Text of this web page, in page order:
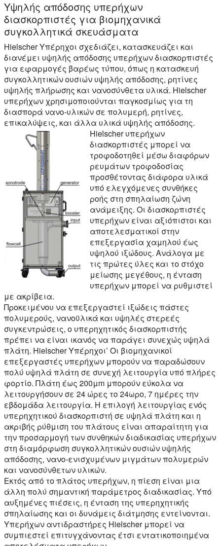
Υψηλής απόδοσης υπερήχων
διασκορπιστές για βιομηχανικά
συγκολλητικά σκευάσματα
Hielscher Υπέρηχοι σχεδιάζει, κατασκευάζει και
διανέμει υψηλής απόδοσης υπερήχων διασκορπιστές
για εφαρμογές βαρέως τύπου, όπως η κατασκευή
συγκολλητικών ουσιών υψηλής απόδοσης, ρητίνες
υψηλής πλήρωσης και νανοσύνθετα υλικά. Hielscher
υπερήχων χρησιμοποιούνται παγκοσμίως για τη
διασπορά νανο-υλικών σε πολυμερή, ρητίνες,
επικαλύψεις, και άλλα υλικά υψηλής απόδοσης.
Hielscher υπερήχων
διασκορπιστές μπορεί να
τροφοδοτηθεί μέσω διαφόρων
ρευμάτων τροφοδοσίας
προσθέτοντας διάφορα υλικά
υπό ελεγχόμενες συνθήκες
ροής στη σπηλαίωση ζώνη
ανάμειξης. Οι διασκορπιστές
υπερήχων είναι αξιόπιστοι και
αποτελεσματικοί στην
επεξεργασία χαμηλού έως
υψηλού ιξώδους. Ανάλογα με
τις πρώτες ύλες και το στόχο
μείωσης μεγέθους, η ένταση
υπερήχων μπορεί να ρυθμιστεί
με ακρίβεια.
Προκειμένου να επεξεργαστεί ιξώδεις πάστες
πολυμερούς, νανοϋλικά και υψηλές στερεές
συγκεντρώσεις, ο υπερηχητικός διασκορπιστής
πρέπει να είναι ικανός να παράγει συνεχώς υψηλά
πλάτη. Hielscher Υπέρηχοι’ Οι βιομηχανικοί
επεξεργαστές υπερήχων μπορούν να παραδώσουν
πολύ υψηλά πλάτη σε συνεχή λειτουργία υπό πλήρες
φορτίο. Πλάτη έως 200μm μπορούν εύκολα να
λειτουργήσουν σε 24 ώρες το 24ωρο, 7 ημέρες την
εβδομάδα λειτουργία. Η επιλογή λειτουργίας ενός
υπερηχητικού διασκορπιστή σε υψηλά πλάτη και η
ακριβής ρύθμιση του πλάτους είναι απαραίτητη για
την προσαρμογή των συνθηκών διαδικασίας υπερήχων
στη διαμόρφωση συγκολλητικών ουσιών υψηλής
απόδοσης, νανο-ενισχυμένων μιγμάτων πολυμερών
και νανοσύνθετων υλικών.
Εκτός από το πλάτος υπερήχων, η πίεση είναι μια
άλλη πολύ σημαντική παράμετρος διαδικασίας. Υπό
αυξημένες πιέσεις, η ένταση της υπερηχητικής
σπηλαίωσης και οι δυνάμεις διάτμησης εντείνονται.
Υπερήχων αντιδραστήρες Hielscher μπορεί να
συμπιεστεί επιτυγχάνοντας έτσι εντατικοποιημένα